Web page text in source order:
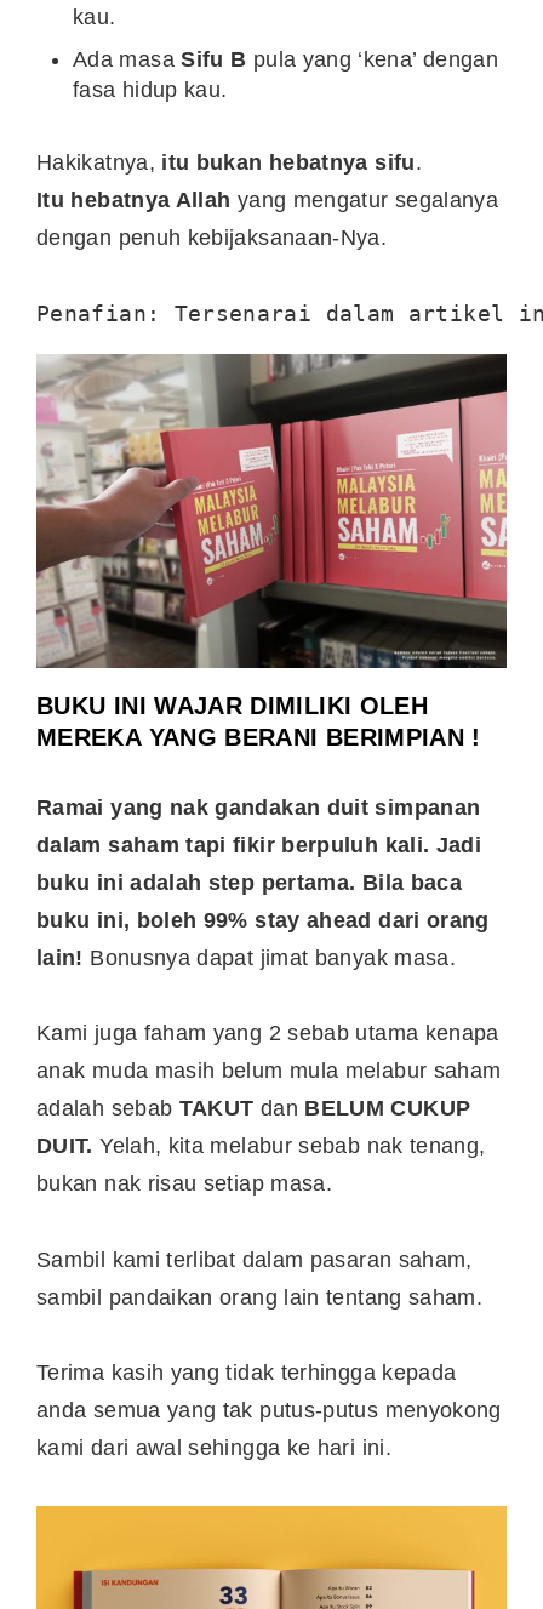
kau.
Ada masaSifu B pula yang ‘kena’ dengan
fasa hidup kau.
Hakikatnya, itu bukan hebatnya sifu.
Itu hebatnya Allah yang mengatur segalanya
dengan penuh kebijaksanaan-Nya.
Penafian: Tersenarai dalam artikel
BUKU INI WAJAR DIMILIKI OLEH
MEREKA YANG BERANI BERIMPIAN !
Ramai yang nak gandakan duit simpanan
dalam saham tapi fikir berpuluh kali. Jadi
buku ini adalah step pertama. Bila baca
buku ini, boleh 99% stay ahead dari orang
lain! Bonusnya dapat jimat banyak masa.
Kami juga faham yang 2 sebab utama kenapa
anak muda masih belum mula melabur saham
adalah sebab TAKUT dan BELUM CUKUP
DUIT.Yelah, kita melabur sebab nak tenang,
bukan nak risau setiap masa.
Sambil kami terlibat dalam pasaran saham,
sambil pandaikan orang lain tentang saham.
Terima kasih yang tidak terhingga kepada
anda semua yang tak putus-putus menyokong
kami dari awal sehingga ke hari ini.